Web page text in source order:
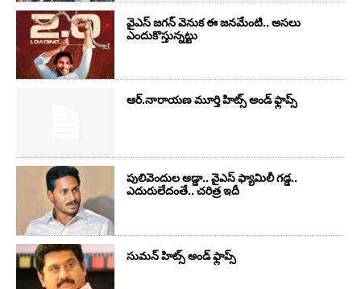
వైఎస్‌ జగన్‌ వెనుక ఈ జనమేంటి.. అసలు
ఎందుకొస్తున్నట్టు
ఆర్‌.నారాయ‌ణ మూర్తి హిట్స్ అండ్ ఫ్లాప్స్‌
పులివెందుల అడ్డా.. వైఎస్ ఫ్యామిలీ గడ్డ..
ఎదురులేదంతే.. చరిత్ర ఇదీ
సుమ‌న్ హిట్స్ అండ్ ఫ్లాప్స్‌